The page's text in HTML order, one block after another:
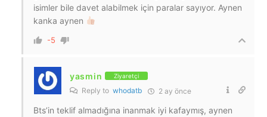
isimler bile davet alabilmek için paralar sayıyor. Aynen
kanka aynen
-5
yasmin Ziyaretçi
Reply to whodatb 2 ay önce
Bts’in teklif almadığına inanmak iyi kafaymış, aynen